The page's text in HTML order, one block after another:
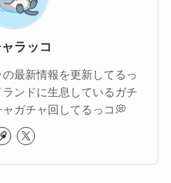
ラッコ
最新情報を更新してるっ
ンドに生息しているガチ
ガチャ回してるっコ💭